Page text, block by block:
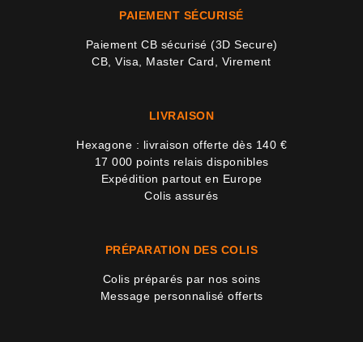
PAIEMENT SÉCURISÉ
Paiement CB sécurisé (3D Secure)
CB, Visa, Master Card, Virement
LIVRAISON
Hexagone : livraison offerte dès 140 €
17 000 points relais disponibles
Expédition partout en Europe
Colis assurés
PRÉPARATION DES COLIS
Colis préparés par nos soins
Message personnalisé offerts